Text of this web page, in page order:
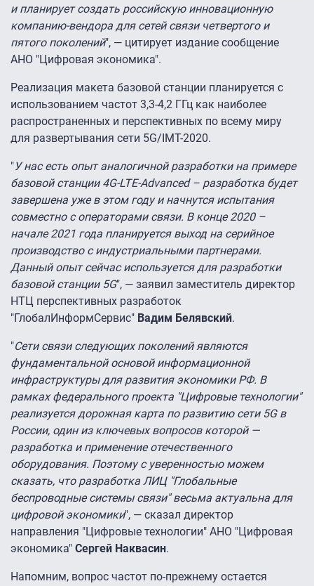
и планирует создать российскую инновационную
компанию-вендора для сетей связи четвертого и
пятого поколений", — цитирует издание сообщение
АНО "Цифровая экономика".
Реализация макета базовой станции планируется с
использованием частот 3,3-4,2 ГГц как наиболее
распространенных и перспективных по всему миру
для развертывания сети 5G/IMT-2020.
"У нас есть опыт аналогичной разработки на примере
базовой станции 4G-LTE-Advanced – разработка будет
завершена уже в этом году и начнутся испытания
совместно с операторами связи. В конце 2020 –
начале 2021 года планируется выход на серийное
производство с индустриальными партнерами.
Данный опыт сейчас используется для разработки
базовой станции 5G", — заявил заместитель директор
НТЦ перспективных разработок
"ГлобалИнформСервис" Вадим Белявский.
"Сети связи следующих поколений являются
фундаментальной основой информационной
инфраструктуры для развития экономики РФ. В
рамках федерального проекта "Цифровые технологии"
реализуется дорожная карта по развитию сети 5G в
России, один из ключевых вопросов которой —
разработка и применение отечественного
оборудования. Поэтому с уверенностью можем
сказать, что разработка ЛИЦ "Глобальные
беспроводные системы связи" весьма актуальна для
цифровой экономики", — сказал директор
направления "Цифровые технологии" АНО "Цифровая
экономика" Сергей Наквасин.
Напомним, вопрос частот по-прежнему остается